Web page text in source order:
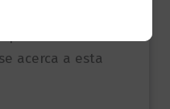
acerca a esta